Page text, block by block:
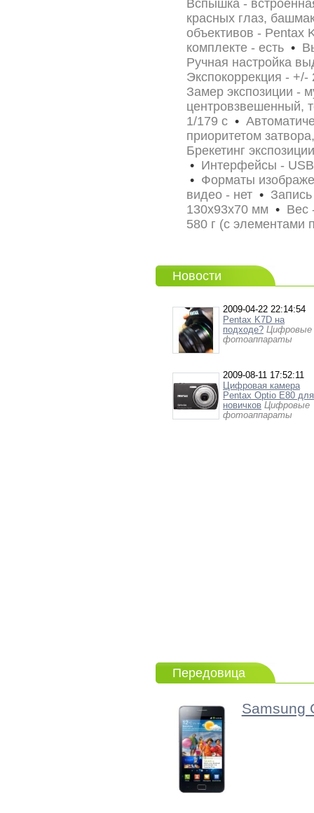
Вспышка -
красных глаз,
объективов - Pentax
комплекте - есть •
Ручная настройка
Экспокоррекция -
Замер экспозиции -
центровзвешенный,
1/179 c •
приоритетом
Брекетинг
• Интерфейсы -
• Форматы
видео - нет •
130x93x70 мм • Вес
580 г (с элементами
Новости
2009-04-22 22:14:54
Pentax K7D на
подходе? Цифровые
фотоаппараты
2009-08-11 17:52:11
Цифровая камера
Pentax Optio E80 для
новичков Цифровые
фотоаппараты
Передовица
Samsung